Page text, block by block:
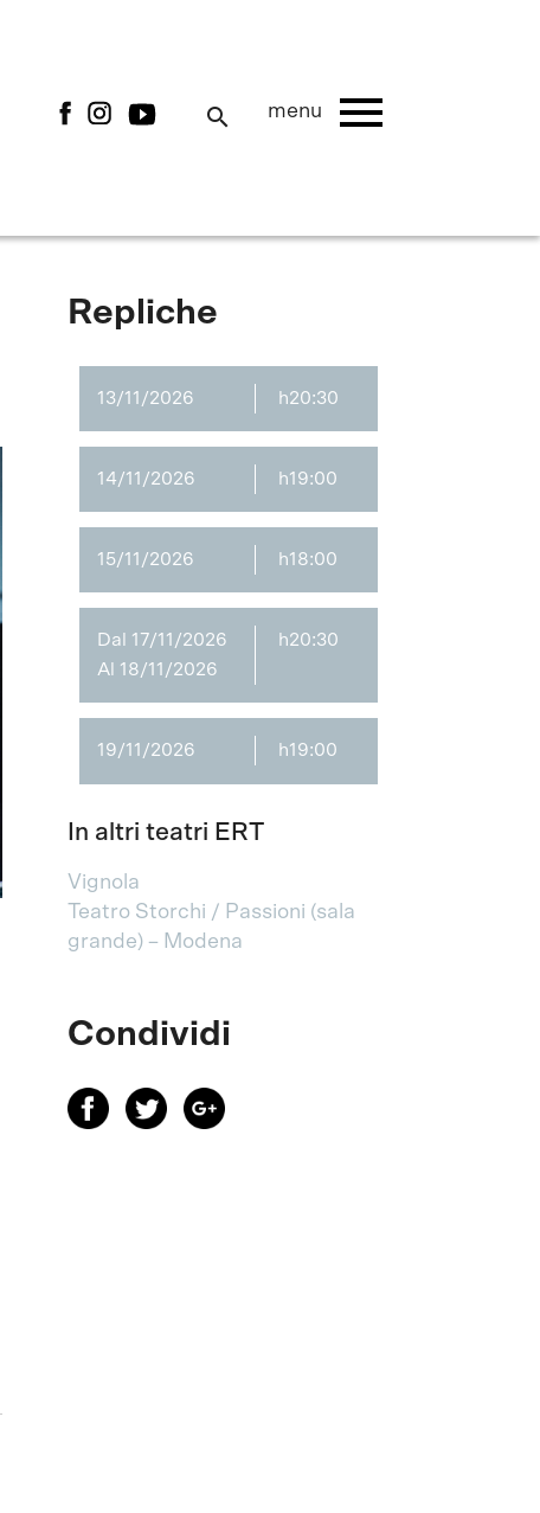
search menu menu
Repliche
13/11/2026 h20:30
14/11/2026 h19:00
15/11/2026 h18:00
Dal 17/11/2026
Al 18/11/2026
h20:30
19/11/2026 h19:00
In altri teatri ERT
Vignola
Teatro Storchi / Passioni (sala
grande) – Modena
Condividi